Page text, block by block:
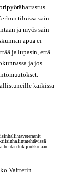
tiloissa sain
ja myös sain
apua ei
ja lupasin, että
ja jos
kaikissa
heidän tukijoukkojaan
Vaitterin